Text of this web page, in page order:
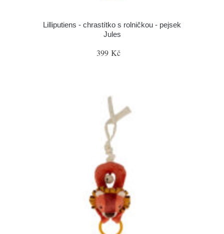
Lilliputiens - chrastítko s rolničkou - pejsek
Jules
399 Kč